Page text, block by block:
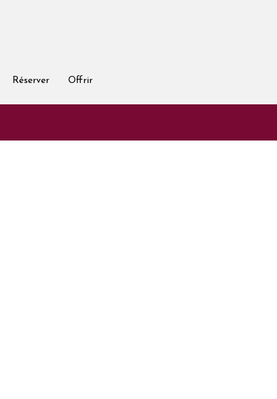
Réserver Offrir